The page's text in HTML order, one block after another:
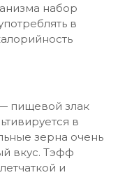
набор
в
пищевой злак
в
зерна очень
вкус. Тэфф
и